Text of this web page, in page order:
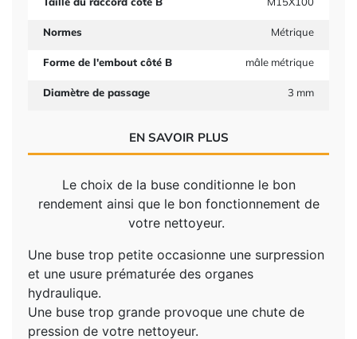
Normes Métrique
Forme de l'embout côté B mâle métrique
Diamètre de passage 3 mm
EN SAVOIR PLUS
Le choix de la buse conditionne le bon
rendement ainsi que le bon fonctionnement de
votre nettoyeur.
Une buse trop petite occasionne une surpression
et une usure prématurée des organes
hydraulique.
Une buse trop grande provoque une chute de
pression de votre nettoyeur.